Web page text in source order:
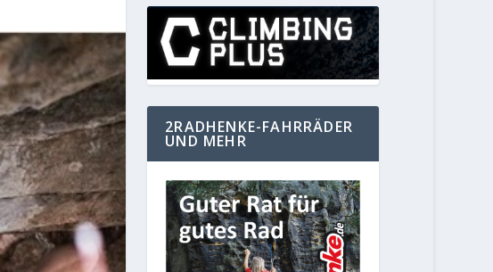
2RADHENKE-FAHRRÄDER
UND MEHR